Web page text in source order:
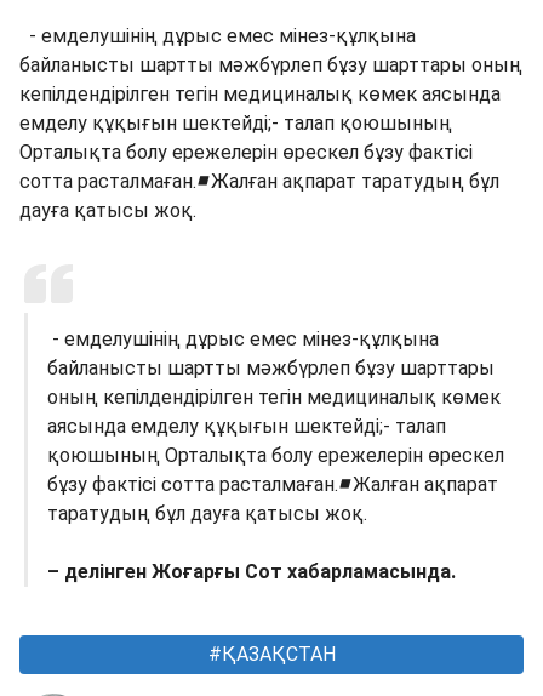
- емделушінің дұрыс емес мінез-құлқына
байланысты шартты мәжбүрлеп бұзу шарттары оның
кепілдендірілген тегін медициналық көмек аясында
емделу құқығын шектейді;- талап қоюшының
Орталықта болу ережелерін өрескел бұзу фактісі
сотта расталмаған.◾️Жалған ақпарат таратудың бұл
дауға қатысы жоқ.
- емделушінің дұрыс емес мінез-құлқына
байланысты шартты мәжбүрлеп бұзу шарттары
оның кепілдендірілген тегін медициналық көмек
аясында емделу құқығын шектейді;- талап
қоюшының Орталықта болу ережелерін өрескел
бұзу фактісі сотта расталмаған.◾️Жалған ақпарат
таратудың бұл дауға қатысы жоқ.
– делінген Жоғарғы Сот хабарламасында.
ҚАЗАҚСТАН